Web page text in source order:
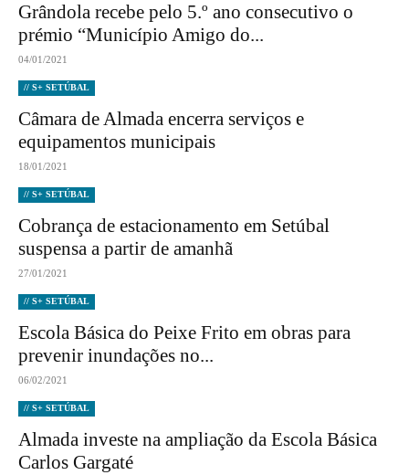
Grândola recebe pelo 5.º ano consecutivo o
prémio “Município Amigo do...
04/01/2021
// S+ SETÚBAL
Câmara de Almada encerra serviços e
equipamentos municipais
18/01/2021
// S+ SETÚBAL
Cobrança de estacionamento em Setúbal
suspensa a partir de amanhã
27/01/2021
// S+ SETÚBAL
Escola Básica do Peixe Frito em obras para
prevenir inundações no...
06/02/2021
// S+ SETÚBAL
Almada investe na ampliação da Escola Básica
Carlos Gargaté